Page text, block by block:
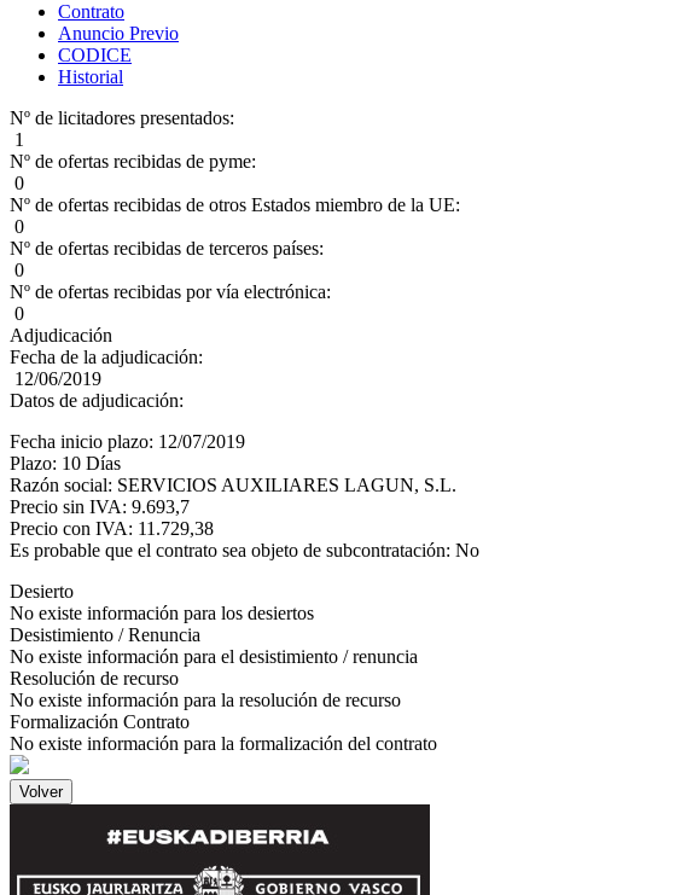
Contrato
Anuncio Previo
CODICE
Historial
Nº de licitadores presentados:
1
Nº de ofertas recibidas de pyme:
0
Nº de ofertas recibidas de otros Estados miembro de la UE:
0
Nº de ofertas recibidas de terceros países:
0
Nº de ofertas recibidas por vía electrónica:
0
Adjudicación
Fecha de la adjudicación:
12/06/2019
Datos de adjudicación:
Fecha inicio plazo: 12/07/2019
Plazo: 10 Días
Razón social: SERVICIOS AUXILIARES LAGUN, S.L.
Precio sin IVA: 9.693,7
Precio con IVA: 11.729,38
Es probable que el contrato sea objeto de subcontratación: No
Desierto
No existe información para los desiertos
Desistimiento / Renuncia
No existe información para el desistimiento / renuncia
Resolución de recurso
No existe información para la resolución de recurso
Formalización Contrato
No existe información para la formalización del contrato